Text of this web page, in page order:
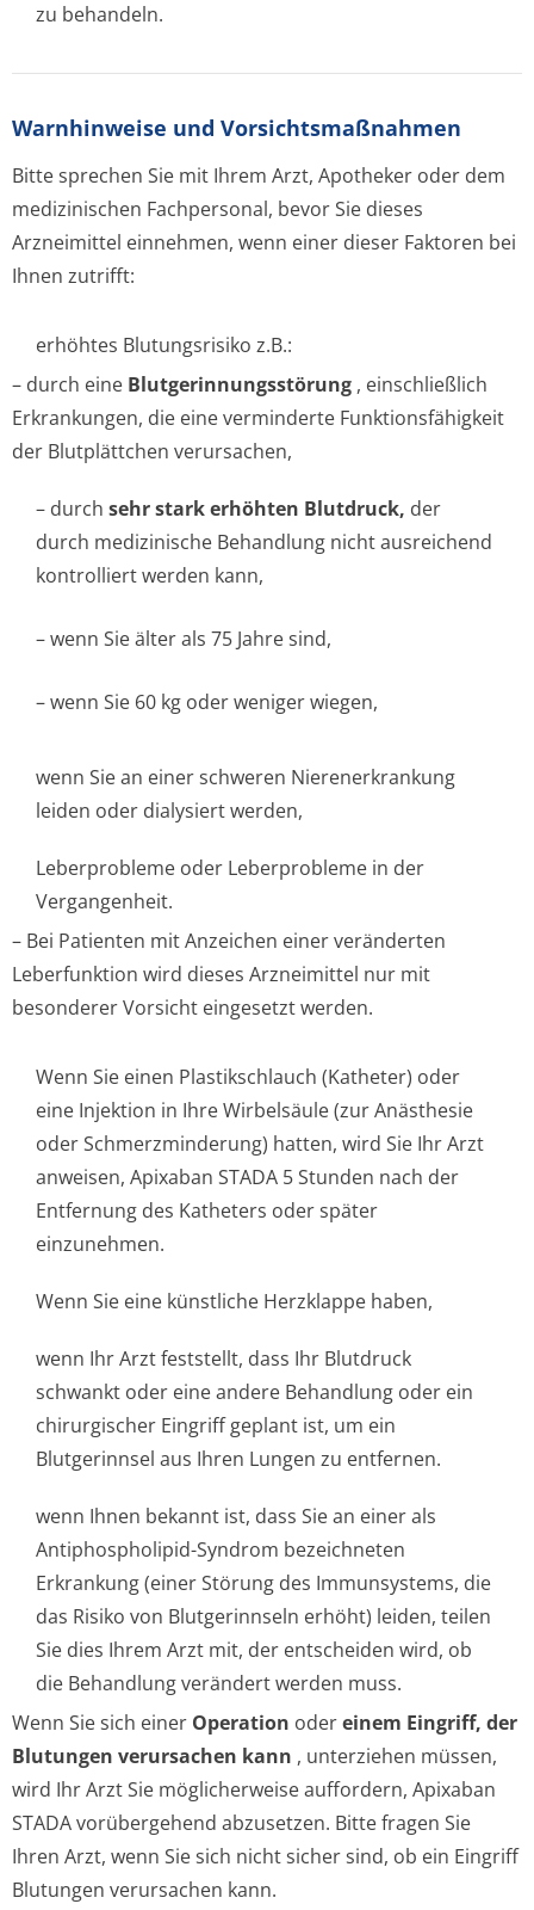
zu behandeln.
Warnhinweise und Vorsichtsmaßnahmen
Bitte sprechen Sie mit Ihrem Arzt, Apotheker oder dem
medizinischen Fachpersonal, bevor Sie dieses
Arzneimittel einnehmen, wenn einer dieser Faktoren bei
Ihnen zutrifft:
erhöhtes Blutungsrisiko z.B.:
– durch eine Blutgerinnungsstörung , einschließlich
Erkrankungen, die eine verminderte Funktionsfähigkeit
der Blutplättchen verursachen,
– durch sehr stark erhöhten Blutdruck, der
durch medizinische Behandlung nicht ausreichend
kontrolliert werden kann,
– wenn Sie älter als 75 Jahre sind,
– wenn Sie 60 kg oder weniger wiegen,
wenn Sie an einer schweren Nierenerkrankung
leiden oder dialysiert werden,
Leberprobleme oder Leberprobleme in der
Vergangenheit.
– Bei Patienten mit Anzeichen einer veränderten
Leberfunktion wird dieses Arzneimittel nur mit
besonderer Vorsicht eingesetzt werden.
Wenn Sie einen Plastikschlauch (Katheter) oder
eine Injektion in Ihre Wirbelsäule (zur Anästhesie
oder Schmerzminderung) hatten, wird Sie Ihr Arzt
anweisen, Apixaban STADA 5 Stunden nach der
Entfernung des Katheters oder später
einzunehmen.
Wenn Sie eine künstliche Herzklappe haben,
wenn Ihr Arzt feststellt, dass Ihr Blutdruck
schwankt oder eine andere Behandlung oder ein
chirurgischer Eingriff geplant ist, um ein
Blutgerinnsel aus Ihren Lungen zu entfernen.
wenn Ihnen bekannt ist, dass Sie an einer als
Antiphospholipid-Syndrom bezeichneten
Erkrankung (einer Störung des Immunsystems, die
das Risiko von Blutgerinnseln erhöht) leiden, teilen
Sie dies Ihrem Arzt mit, der entscheiden wird, ob
die Behandlung verändert werden muss.
Wenn Sie sich einer Operation odereinem Eingriff, der
Blutungen verursachen kann , unterziehen müssen,
wird Ihr Arzt Sie möglicherweise auffordern, Apixaban
STADA vorübergehend abzusetzen. Bitte fragen Sie
Ihren Arzt, wenn Sie sich nicht sicher sind, ob ein Eingriff
Blutungen verursachen kann.